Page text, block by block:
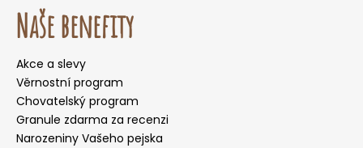
Naše benefity
Akce a slevy
Věrnostní program
Chovatelský program
Granule zdarma za recenzi
Narozeniny Vašeho pejska